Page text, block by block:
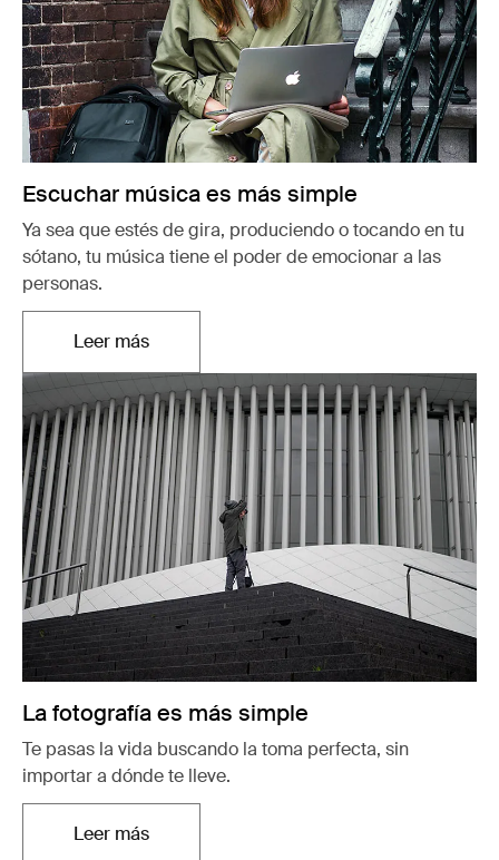
Escuchar música es más simple
Ya sea que estés de gira, produciendo o tocando en tu
sótano, tu música tiene el poder de emocionar a las
personas.
Leer másSe abre en una nueva pestaña
La fotografía es más simple
Te pasas la vida buscando la toma perfecta, sin
importar a dónde te lleve.
Leer másSe abre en una nueva pestaña